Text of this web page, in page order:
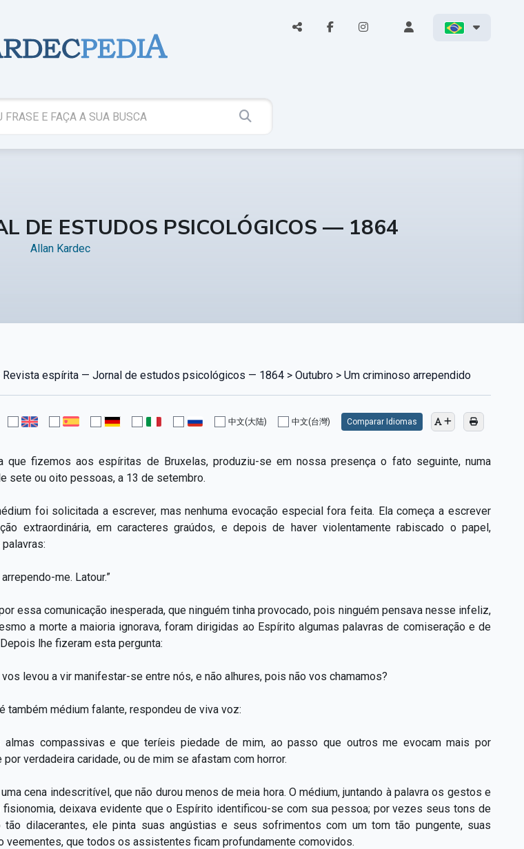
DE ESTUDOS PSICOLÓGICOS — 1864
Allan Kardec
Revista espírita — Jornal de estudos psicológicos — 1864 > Outubro > Um criminoso arrependido
中文(大陆) 中文(台灣) Comparar Idiomas
que fizemos aos espíritas de Bruxelas, produziu-se em nossa presença o fato seguinte, numa
sete ou oito pessoas, a 13 de setembro.
foi solicitada a escrever, mas nenhuma evocação especial fora feita. Ela começa a escrever
extraordinária, em caracteres graúdos, e depois de haver violentamente rabiscado o papel,
me. Latour.”
essa comunicação inesperada, que ninguém tinha provocado, pois ninguém pensava nesse infeliz,
a morte a maioria ignorava, foram dirigidas ao Espírito algumas palavras de comiseração e de
lhe fizeram esta pergunta:
levou a vir manifestar-se entre nós, e não alhures, pois não vos chamamos?
também médium falante, respondeu de viva voz:
compassivas e que teríeis piedade de mim, ao passo que outros me evocam mais por
verdadeira caridade, ou de mim se afastam com horror.
cena indescritível, que não durou menos de meia hora. O médium, juntando à palavra os gestos e
fisionomia, deixava evidente que o Espírito identificou-se com sua pessoa; por vezes seus tons de
tão dilacerantes, ele pinta suas angústias e seus sofrimentos com um tom tão pungente, suas
veementes, que todos os assistentes ficam profundamente comovidos.